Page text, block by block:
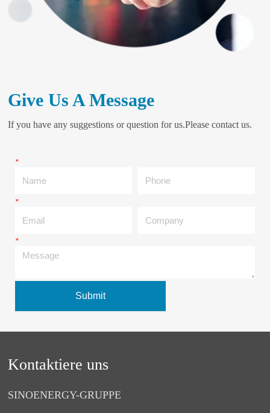
Give Us A Message
If you have any suggestions or question for us.Please contact us.
*Name
*Email
*Message
Submit
Kontaktiere uns
SINOENERGY-GRUPPE